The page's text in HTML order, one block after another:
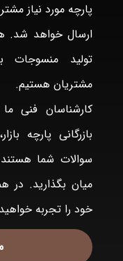
پارچه مورد نیاز
ارسال خواهد شد.
تولید
مشتریان هستیم.
کارشناسان فنی
بازرگانی پارچه
سوالات شما
میان بگذارید. در
خود را تجربه